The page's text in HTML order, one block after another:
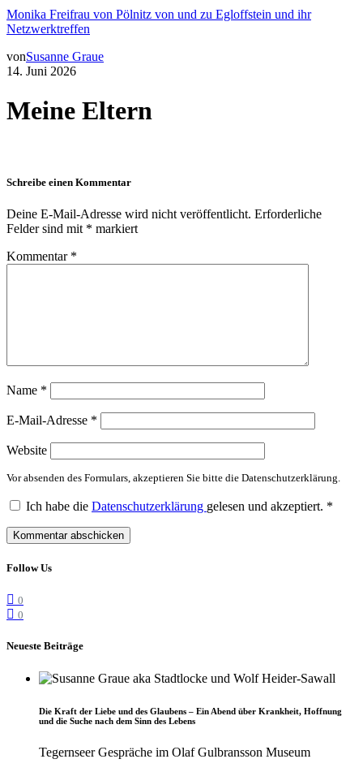
Monika Freifrau von Pölnitz von und zu Egloffstein und ihr
Netzwerktreffen
vonSusanne Graue
14. Juni 2026
Meine Eltern
Schreibe einen Kommentar
Deine E-Mail-Adresse wird nicht veröffentlicht. Erforderliche
Felder sind mit * markiert
Kommentar *
Name *
E-Mail-Adresse *
Website
Vor absenden des Formulars, akzeptieren Sie bitte die Datenschutzerklärung.
Ich habe die Datenschutzerklärung gelesen und akzeptiert. *
Follow Us
0
0
Neueste Beiträge
Die Kraft der Liebe und des Glaubens – Ein Abend über Krankheit, Hoffnung
und die Suche nach dem Sinn des Lebens
Tegernseer Gespräche im Olaf Gulbransson Museum